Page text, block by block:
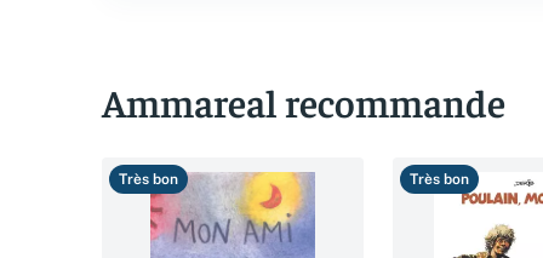
Ammareal recommande
Très bon Très bon